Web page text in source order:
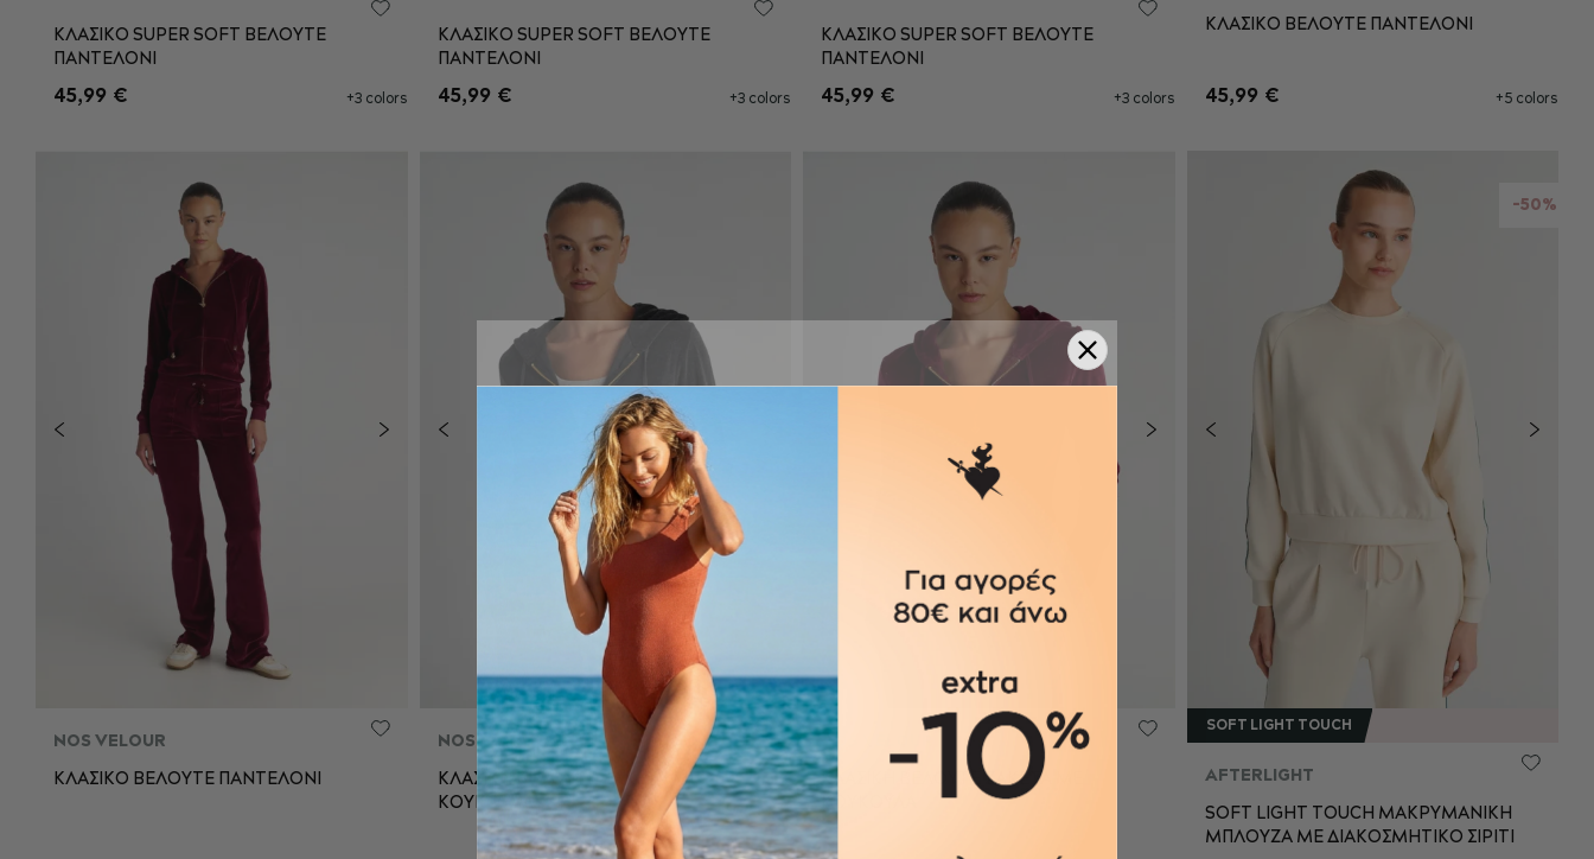
ΠΡΟΣΘΉΚΗ ΣΤΟ ΚΑΛΆΘΙ
ΚΛΑΣΙΚΟ SUPER SOFT ΒΕΛΟΥΤΕ
ΠΑΝΤΕΛΟΝΙ
45,99 € +3 colors
ΠΡΟΣΘΉΚΗ ΣΤΟ ΚΑΛΆΘΙ
ΚΛΑΣΙΚΟ SUPER SOFT ΒΕΛΟΥΤΕ
ΠΑΝΤΕΛΟΝΙ
45,99 € +3 colors
ΠΡΟΣΘΉΚΗ ΣΤΟ ΚΑΛΆΘΙ
ΚΛΑΣΙΚΟ SUPER SOFT ΒΕΛΟΥΤΕ
ΠΑΝΤΕΛΟΝΙ
45,99 € +3 colors
ΠΡΟΣΘΉΚΗ ΣΤΟ ΚΑΛΆΘΙ
ΚΛΑΣΙΚΟ ΒΕΛΟΥΤΕ ΠΑΝΤΕΛΟΝΙ
45,99 € +5 colors
NOS VELOUR
ΚΛΑΣΙΚΟ ΒΕΛΟΥΤΕ ΠΑΝΤΕΛΟΝΙ
XS S M L
NOS VELOUR
ΚΛΑΣΙΚΗ ΒΕΛΟΥΤΕ ΖΑΚΕΤΑ ΜΕ
ΚΟΥΚΟΥΛΑ
NOS VELOUR
ΚΛΑΣΙΚΗ ΒΕΛΟΥΤΕ ΖΑΚΕΤΑ ΜΕ
ΚΟΥΚΟΥΛΑ
-50%
S M L
SOFT LIGHT TOUCH
AFTERLIGHT
SOFT LIGHT TOUCH ΜΑΚΡΥΜΑΝΙΚΗ
ΜΠΛΟΥΖΑ ΜΕ ΔΙΑΚΟΣΜΗΤΙΚΟ ΣΙΡΙΤΙ